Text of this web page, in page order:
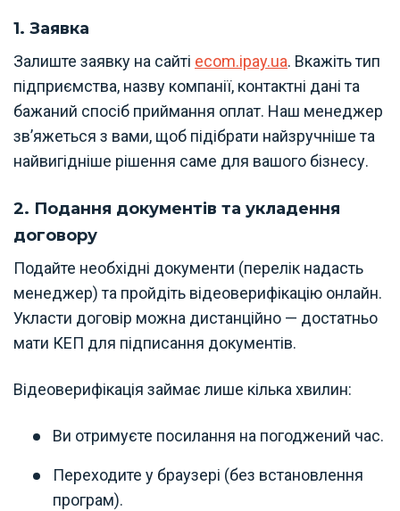
1. Заявка
Залиште заявку на сайті ecom.ipay.ua. Вкажіть тип
підприємства, назву компанії, контактні дані та
бажаний спосіб приймання оплат. Наш менеджер
зв’яжеться з вами, щоб підібрати найзручніше та
найвигідніше рішення саме для вашого бізнесу.
2. Подання документів та укладення
договору
Подайте необхідні документи (перелік надасть
менеджер) та пройдіть відеоверифікацію онлайн.
Укласти договір можна дистанційно — достатньо
мати КЕП для підписання документів.
Відеоверифікація займає лише кілька хвилин:
Ви отримуєте посилання на погоджений час.
Переходите у браузері (без встановлення
програм).